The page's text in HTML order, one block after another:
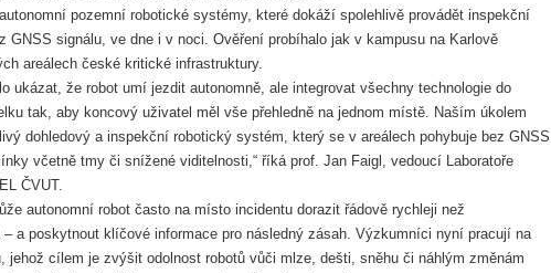
pozemní robotické systémy, které dokáží spolehlivě provádět inspekční
GNSS signálu, ve dne i v noci. Ověření probíhalo jak v kampusu na Karlově
areálech české kritické infrastruktury.
ukázat, že robot umí jezdit autonomně, ale integrovat všechny technologie do
tak, aby koncový uživatel měl vše přehledně na jednom místě. Naším úkolem
dohledový a inspekční robotický systém, který se v areálech pohybuje bez GNSS
včetně tmy či snížené viditelnosti,“ říká prof. Jan Faigl, vedoucí Laboratoře
ČVUT.
autonomní robot často na místo incidentu dorazit řádově rychleji než
– a poskytnout klíčové informace pro následný zásah. Výzkumníci nyní pracují na
jehož cílem je zvýšit odolnost robotů vůči mlze, dešti, sněhu či náhlým změnám